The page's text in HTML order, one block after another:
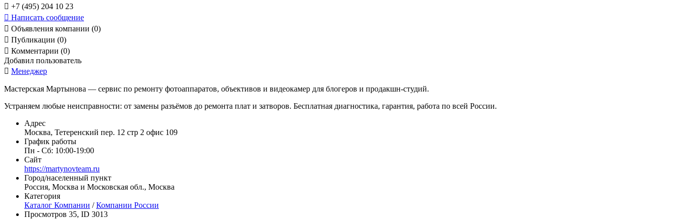
 +7 (495) 204 10 23
 Написать сообщение
 Объявления компании (0)
 Публикации (0)
 Комментарии (0)
Добавил пользователь
 Менеджер
Мастерская Мартынова — сервис по ремонту фотоаппаратов, объективов и видеокамер для блогеров и продакшн-студий.
Устраняем любые неисправности: от замены разъёмов до ремонта плат и затворов. Бесплатная диагностика, гарантия, работа по всей России.
Адрес
Москва, Тетеренский пер. 12 стр 2 офис 109
График работы
Пн - Сб: 10:00-19:00
Сайт
https://martynovteam.ru
Город/населенный пункт
Россия, Москва и Московская обл., Москва
Категория
Каталог Компании /Компании России
Просмотров 35, ID 3013